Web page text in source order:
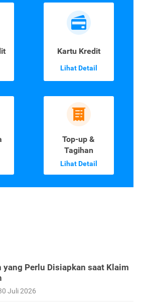
Kartu Kredit
Lihat Detail
Top-up &
Tagihan
Lihat Detail
yang Perlu Disiapkan saat Klaim
Juli 2026